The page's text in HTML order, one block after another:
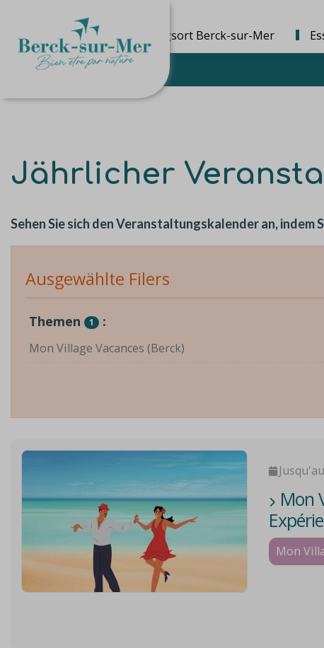
Die Bestimmungsort Berck-sur-Mer
Jährlicher
Sehen Sie sich den Veranstaltungskalender an, indem
Ausgewählte Filers
Themen 1 :
Mon Village Vacances (Berck)
Mon
Mon